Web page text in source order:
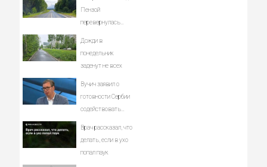
Пензой
перевернулась
Дожди в
понедельник
заденут не всех
Вучич заявил о
готовности Сербии
содействовать
Врач рассказал, что
делать, если в ухо
попал паук